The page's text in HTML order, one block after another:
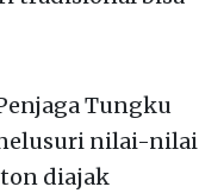
Tungku
nilai-nilai
diajak